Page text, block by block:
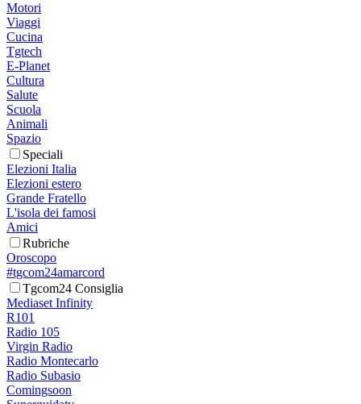
Motori
Viaggi
Cucina
Tgtech
E-Planet
Cultura
Salute
Scuola
Animali
Spazio
Speciali
Elezioni Italia
Elezioni estero
Grande Fratello
L'isola dei famosi
Amici
Rubriche
Oroscopo
#tgcom24amarcord
Tgcom24 Consiglia
Mediaset Infinity
R101
Radio 105
Virgin Radio
Radio Montecarlo
Radio Subasio
Comingsoon